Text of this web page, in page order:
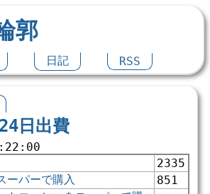
郭
日記 RSS
日出費
2335
ーパーで購入
851